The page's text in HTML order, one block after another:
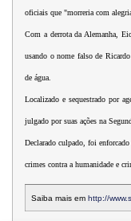
oficiais que "morreria com
Com a derrota da Alemanha,
usando o nome falso de
de água.
Localizado e sequestrado por
julgado por suas ações na
Declarado culpado, foi
crimes contra a humanidade e
Saiba mais em http://